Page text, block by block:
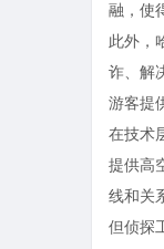
融，使
此外，
诈、解
游客提
在技术
提供高
线和关
但侦探